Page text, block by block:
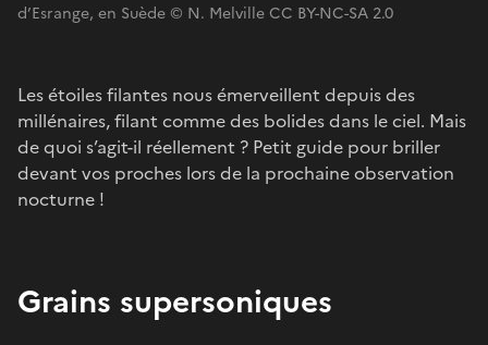
d’Esrange, en Suède © N. Melville CC BY-NC-SA 2.0
Les étoiles filantes nous émerveillent depuis des
millénaires, filant comme des bolides dans le ciel. Mais
de quoi s’agit-il réellement ? Petit guide pour briller
devant vos proches lors de la prochaine observation
nocturne !
Grains supersoniques